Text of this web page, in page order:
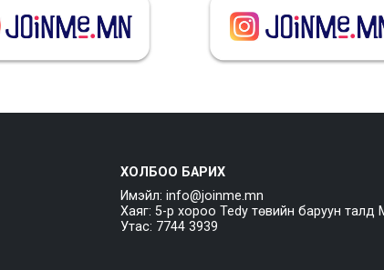
ХОЛБОО БАРИХ
Имэйл: info@joinme.mn
Хаяг: 5-р хороо Tedy төвийн баруун талд
Утас: 7744 3939